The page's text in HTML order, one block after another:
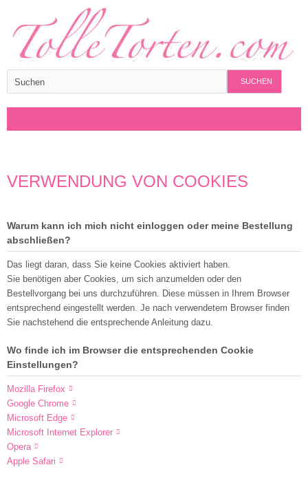
SUCHEN
VERWENDUNG VON COOKIES
Warum kann ich mich nicht einloggen oder meine Bestellung
abschließen?
Das liegt daran, dass Sie keine Cookies aktiviert haben.
Sie benötigen aber Cookies, um sich anzumelden oder den
Bestellvorgang bei uns durchzuführen. Diese müssen in Ihrem Browser
entsprechend eingestellt werden. Je nach verwendetem Browser finden
Sie nachstehend die entsprechende Anleitung dazu.
Wo finde ich im Browser die entsprechenden Cookie
Einstellungen?
Mozilla Firefox
Google Chrome
Microsoft Edge
Microsoft Internet Explorer
Opera
Apple Safari